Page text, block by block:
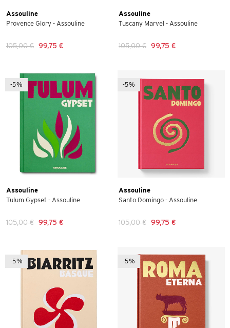
Assouline
Provence Glory - Assouline
105,00 € 99,75 €
Assouline
Tuscany Marvel - Assouline
105,00 € 99,75 €
-5%
Assouline
Tulum Gypset - Assouline
105,00 € 99,75 €
-5%
Assouline
Santo Domingo - Assouline
105,00 € 99,75 €
-5% -5%